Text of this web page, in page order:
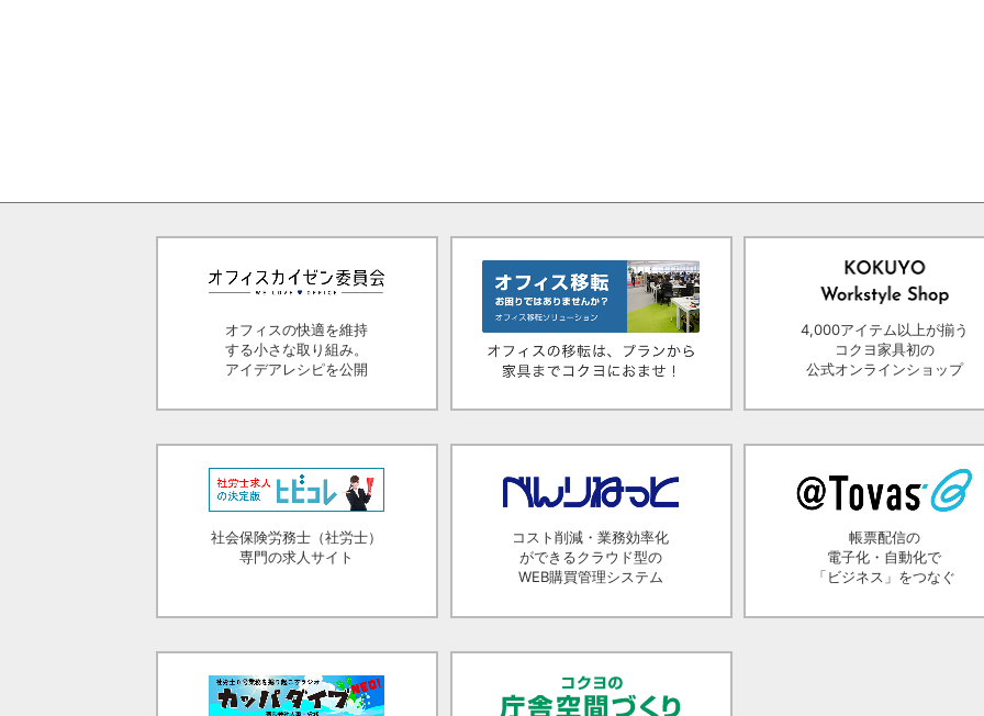
オフィスの快適を維持
する小さな取り組み。
アイデアレシピを公開
4,000アイテム以上が揃う
コクヨ家具初の
公式オンラインショップ
社会保険労務士（社労士）
専門の求人サイト
コスト削減・業務効率化
ができるクラウド型の
WEB購買管理システム
帳票配信の
電子化・自動化で
「ビジネス」をつなぐ